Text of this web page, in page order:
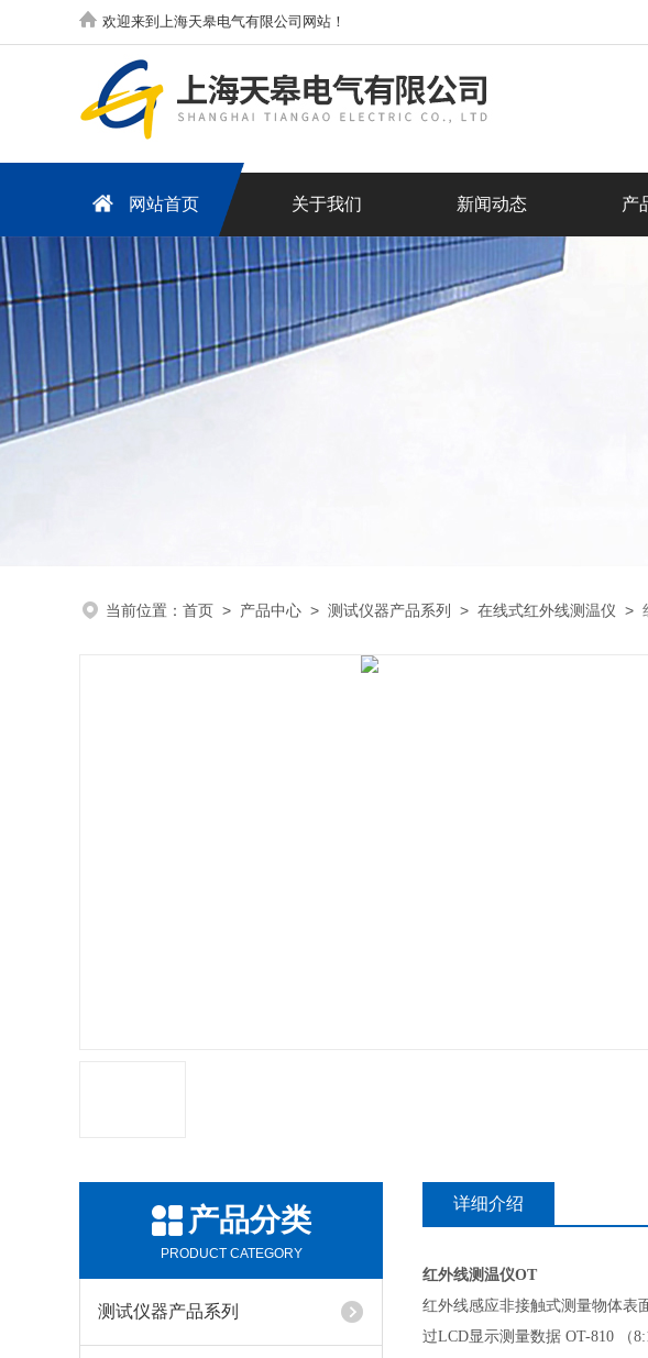
欢迎来到上海天皋电气有限公司网站！
网站首页 关于我们 新闻动态 产
当前位置： 首页 > 产品中心 > 测试仪器产品系列 > 在线式红外线测温仪 >
产品分类
PRODUCT CATEGORY
测试仪器产品系列
详细介绍
红外线测温仪OT
红外线感应非接触式测量物体表
过LCD显示测量数据 OT-810 （